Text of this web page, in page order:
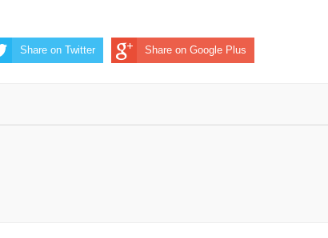
Share on Twitter Share on Google Plus